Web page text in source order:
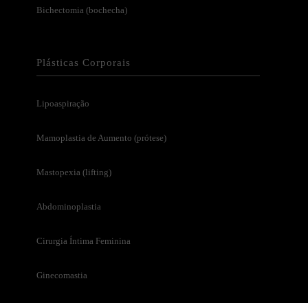
Bichectomia (bochecha)
Plásticas Corporais
Lipoaspiração
Mamoplastia de Aumento (prótese)
Mastopexia (lifting)
Abdominoplastia
Cirurgia Íntima Feminina
Ginecomastia